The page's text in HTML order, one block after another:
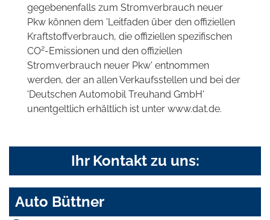
gegebenenfalls zum Stromverbrauch neuer
Pkw können dem 'Leitfaden über den offiziellen
Kraftstoffverbrauch, die offiziellen spezifischen
CO2-Emissionen und den offiziellen
Stromverbrauch neuer Pkw' entnommen
werden, der an allen Verkaufsstellen und bei der
'Deutschen Automobil Treuhand GmbH'
unentgeltlich erhältlich ist unter www.dat.de.
Ihr Kontakt zu uns:
Auto Büttner